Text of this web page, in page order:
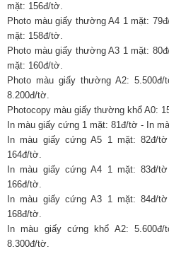
mặt: 156đ/tờ.
Photo màu giấy thường A4 1 mặt:
mặt: 158đ/tờ.
Photo màu giấy thường A3 1 mặt:
mặt: 160đ/tờ.
Photo màu giấy thường A2:
8.200đ/tờ.
Photocopy màu giấy thường khổ A0:
In màu giấy cứng 1 mặt: 81đ/tờ - In
In màu giấy cứng A5 1 mặt: 82đ/
164đ/tờ.
In màu giấy cứng A4 1 mặt: 83đ/
166đ/tờ.
In màu giấy cứng A3 1 mặt: 84đ/
168đ/tờ.
In màu giấy cứng khổ A2:
8.300đ/tờ.